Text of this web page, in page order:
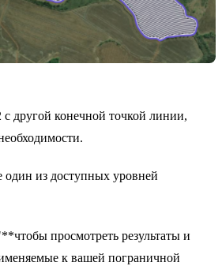
другой конечной точкой линии,
из доступных уровней
просмотреть результаты и
к вашей пограничной